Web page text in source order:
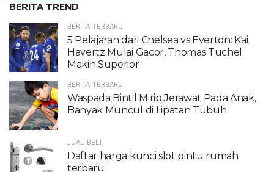
BERITA TREND
BERITA TERBARU
5 Pelajaran dari Chelsea vs Everton: Kai
Havertz Mulai Gacor, Thomas Tuchel
Makin Superior
BERITA TERBARU
Waspada Bintil Mirip Jerawat Pada Anak,
Banyak Muncul di Lipatan Tubuh
JUAL BELI
Daftar harga kunci slot pintu rumah
terbaru